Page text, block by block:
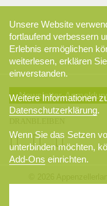
Newsletter-
Unsere Website
fortlaufend verbessern
Erlebnis ermöglichen
weiterlesen, erklären
einverstanden.
Weitere Informationen
Datenschutzerklärung.
Wenn Sie das Setzen
unterbinden möchten,
Add-Ons einrichten.